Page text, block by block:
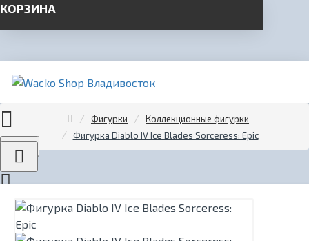
КОРЗИНА
Menu
Фигурки
Коллекционные фигурки
Фигурка Diablo IV Ice Blades Sorceress: Epic